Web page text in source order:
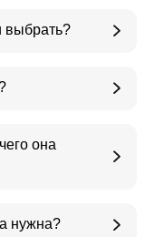
выбрать?
она
нужна?